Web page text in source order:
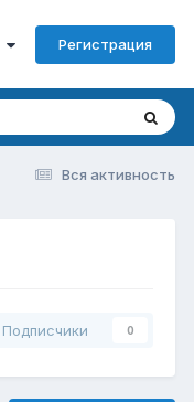
Регистрация
Вся активность
Подписчики 0